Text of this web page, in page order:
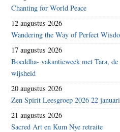
Chanting for World Peace
12 augustus 2026
Wandering the Way of Perfect
17 augustus 2026
Boeddha- vakantieweek met Tara,
wijsheid
20 augustus 2026
Zen Spirit Leesgroep 2026 22
21 augustus 2026
Sacred Art en Kum Nye retraite